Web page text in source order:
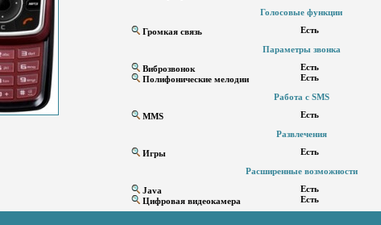
Голосовые функции
Громкая связь Есть
Параметры звонка
Виброзвонок
Есть
Полифонические мелодии
Есть
Работа с SMS
MMS Есть
Развлечения
Игры Есть
Расширенные возможности
Java
Есть
Цифровая видеокамера
Есть